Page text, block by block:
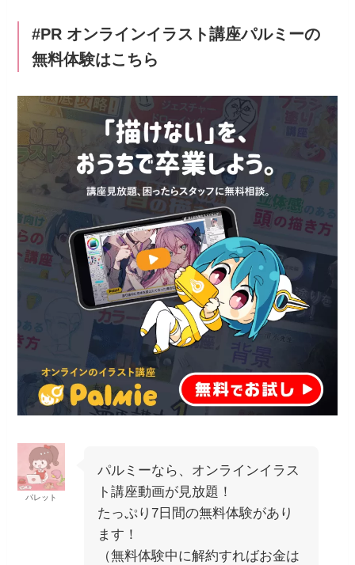
#PR オンラインイラスト講座パルミーの
無料体験はこちら
パレット
パルミーなら、オンラインイラス
ト講座動画が見放題！
たっぷり7日間の無料体験があり
ます！
（無料体験中に解約すればお金は